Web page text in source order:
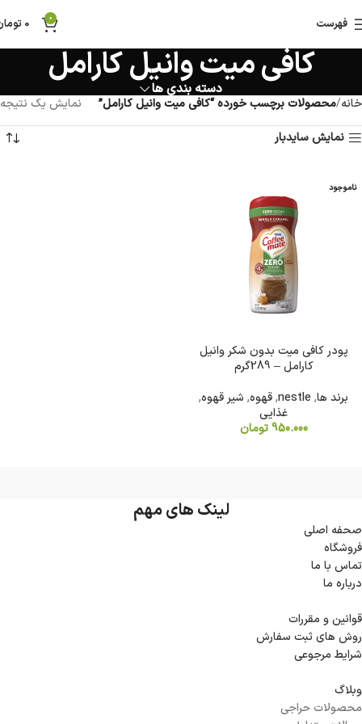
فهرست 0
0
کافی میت وانیل کارامل
دسته بندی ها
خانه محصولات برچسب خورده “کافی میت وانیل کارامل”
نمایش یک نتیجه
نمایش سایدبار
ناموجود
پودر کافی میت بدون شکر وانیل
کارامل – 289گرم
برند ها,
nestle
,قهوه, شیر قهوه,
غذایی
950.000 تومان
لینک های مهم
صحفه اصلی
فروشگاه
تماس با ما
درباره ما
قوانین و مقررات
روش های ثبت سفارش
شرایط مرجوعی
وبلاگ
محصولات حراجی